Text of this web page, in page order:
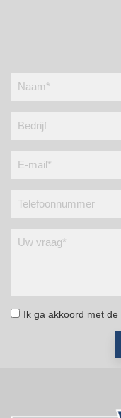
Ik ga akkoord met de